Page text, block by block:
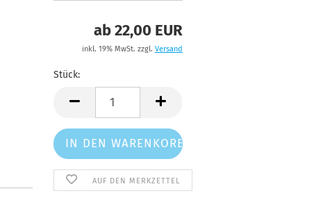
ab 22,00 EUR
inkl. 19% MwSt. zzgl. Versand
Stück:
Stück
AUF DEN MERKZETTEL